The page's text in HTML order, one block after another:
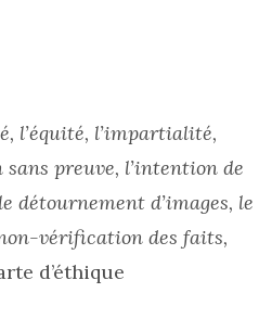
l’équité, l’impartialité,
preuve, l’intention de
détournement d’images, le
vérification des faits,
d’éthique